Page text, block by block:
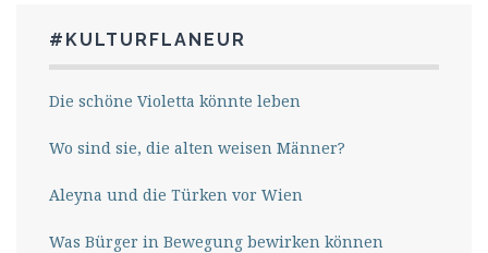
#KULTURFLANEUR
Die schöne Violetta könnte leben
Wo sind sie, die alten weisen Männer?
Aleyna und die Türken vor Wien
Was Bürger in Bewegung bewirken können